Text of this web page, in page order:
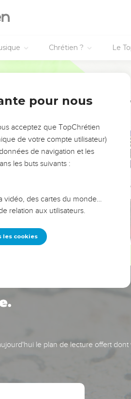
Chrétien ? Le
le plan de lecture offert dont
pour nous
acceptez que TopChrétien
de votre compte utilisateur)
de navigation et les
les buts suivants :
vidéo, des cartes du monde…
relation aux utilisateurs.
les cookies